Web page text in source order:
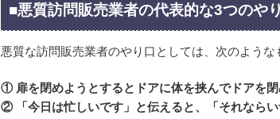
■悪質訪問販売業者の代表的な3つのや
悪質な訪問販売業者のやり口としては、次のような
① 扉を閉めようとするとドアに体を挟んでドアを
② 「今日は忙しいです」と伝えると、「それなら